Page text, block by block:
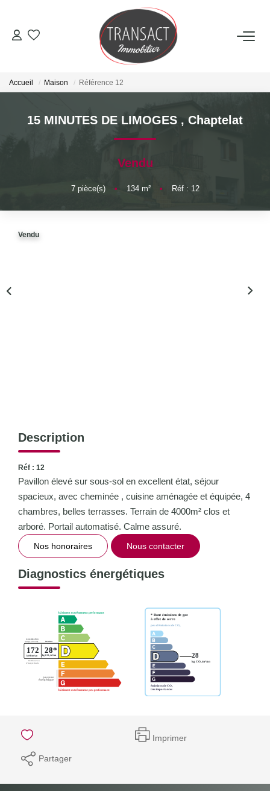
ACCUEIL
ESTIMER
Accueil Maison Référence 12
15 MINUTES DE LIMOGES , Chaptelat
Vendu
7pièce(s) • 134m² • Réf : 12
Vendu
Description
Réf : 12
Pavillon élevé sur sous-sol en excellent état, séjour
spacieux, avec cheminée , cuisine aménagée et équipée, 4
chambres, belles terrasses. Terrain de 4000m² clos et
arboré. Portail automatisé. Calme assuré.
Nos honoraires Nous contacter
Diagnostics énergétiques
Imprimer
Partager